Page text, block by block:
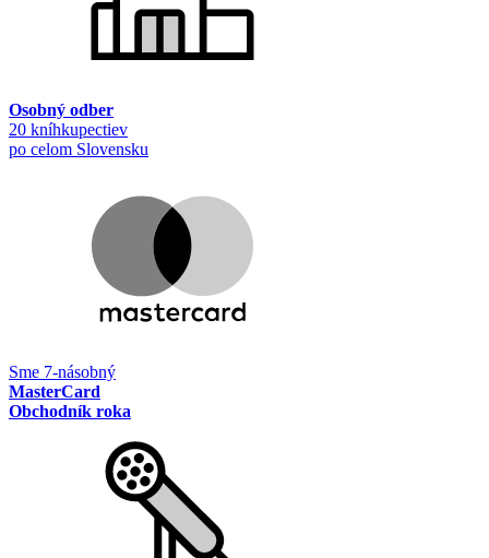
Osobný odber
20 kníhkupectiev
po celom Slovensku
Sme 7-násobný
MasterCard
Obchodník roka